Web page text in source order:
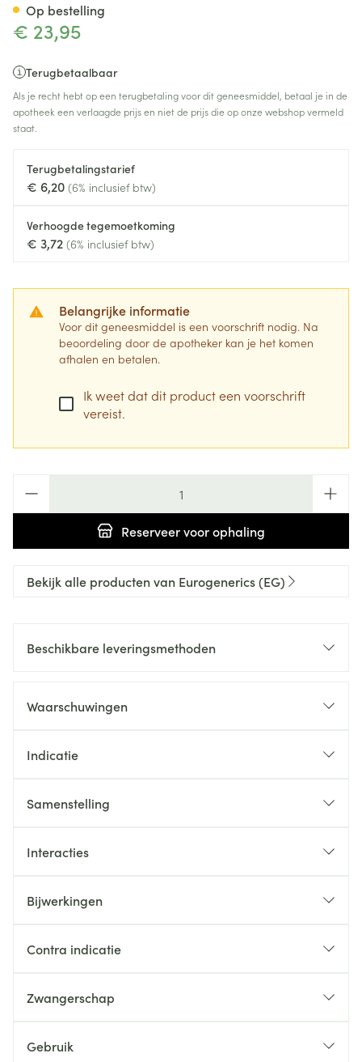
€ 23,95
Terugbetaalbaar
Als je recht hebt op een terugbetaling voor dit geneesmiddel, betaal je in de
apotheek een verlaagde prijs en niet de prijs die op onze webshop vermeld
staat.
Terugbetalingstarief
€ 6,20 (6% inclusief btw)
Verhoogde tegemoetkoming
€ 3,72 (6% inclusief btw)
Belangrijke informatie
Voor dit geneesmiddel is een voorschrift nodig. Na
beoordeling door de apotheker kan je het komen
afhalen en betalen.
Ik weet dat dit product een voorschrift
vereist.
Reserveervoor ophaling
Op bestelling
Bekijk alle producten van Eurogenerics (EG)
Beschikbare leveringsmethoden
Waarschuwingen
Indicatie
Samenstelling
Interacties
Bijwerkingen
Contra indicatie
Zwangerschap
Gebruik